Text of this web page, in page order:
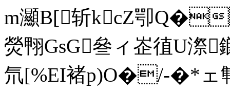
m灦B[斩kcZ卾Q�
熒翈GsG叄ィ峜徝U漈
氘[%EI褚p)O�/-�*ェ